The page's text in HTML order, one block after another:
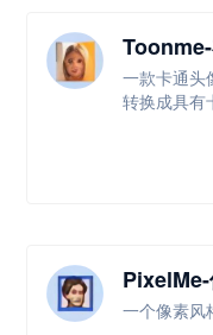
一款卡通头
转换成具有
一个像素风